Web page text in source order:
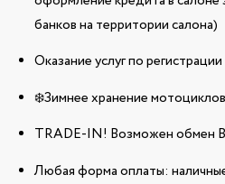
банков на территории салона)
Оказание услуг по
❄️Зимнее хранение мотоциклов
TRADE-IN! Возможен обмен
Любая форма оплаты: